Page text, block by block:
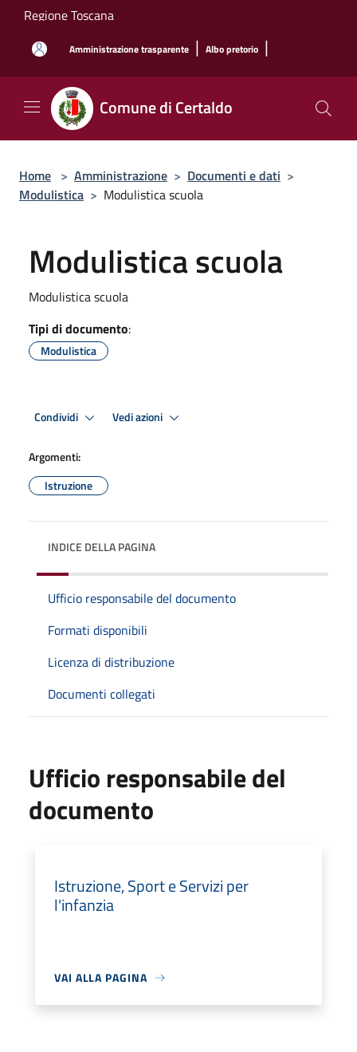
Salta al contenuto principale
Regione Toscana
Amministrazione trasparente | Albo pretorio |
Comune di Certaldo
Home > Amministrazione > Documenti e dati >
Modulistica > Modulistica scuola
Modulistica scuola
Modulistica scuola
Tipi di documento:
Modulistica
Condividi Vedi azioni
Argomenti:
Istruzione
INDICE DELLA PAGINA
Ufficio responsabile del documento
Formati disponibili
Licenza di distribuzione
Documenti collegati
Ufficio responsabile del
documento
Istruzione, Sport e Servizi per
l'infanzia
VAI ALLA PAGINA